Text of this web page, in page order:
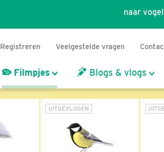
naar
Registreren Veelgestelde vragen
Filmpjes Blogs & vlogs
UITGEVLOGEN